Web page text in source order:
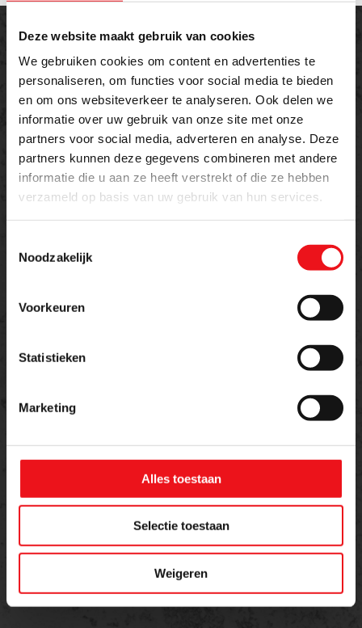
Deze website maakt gebruik van cookies
We gebruiken cookies om content en advertenties te
personaliseren, om functies voor social media te bieden
en om ons websiteverkeer te analyseren. Ook delen we
informatie over uw gebruik van onze site met onze
partners voor social media, adverteren en analyse. Deze
partners kunnen deze gegevens combineren met andere
informatie die u aan ze heeft verstrekt of die ze hebben
verzameld op basis van uw gebruik van hun services.
Noodzakelijk
Voorkeuren
Statistieken
Marketing
Alles toestaan
Selectie toestaan
Weigeren
Offerte aanvragen
Meer weten over dit product of een offerte
aanvragen?
Naam E-mailadres